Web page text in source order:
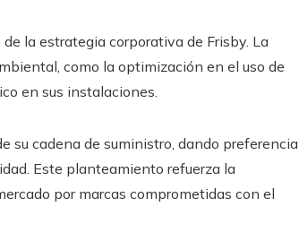
la estrategia corporativa de Frisby. La
como la optimización en el uso de
en sus instalaciones.
su cadena de suministro, dando preferencia
Este planteamiento refuerza la
por marcas comprometidas con el